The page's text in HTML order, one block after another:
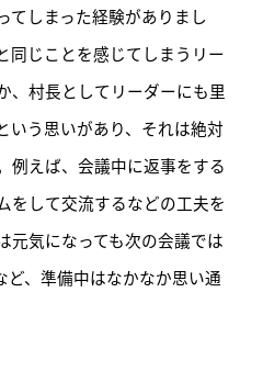
てしまった経験がありまし
同じことを感じてしまうリー
、村長としてリーダーにも里
いう思いがあり、それは絶対
例えば、会議中に返事をする
をして交流するなどの工夫を
元気になっても次の会議では
ど、準備中はなかなか思い通